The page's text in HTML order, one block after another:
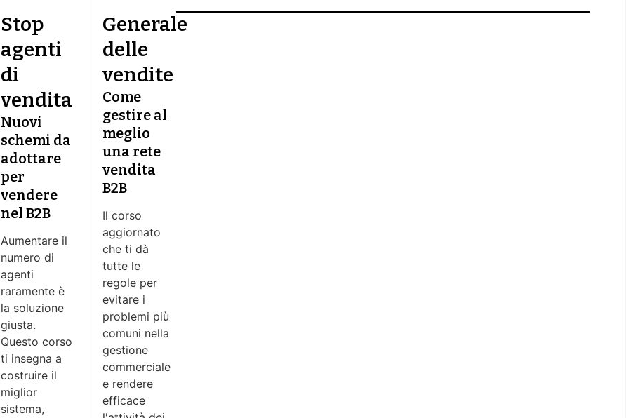
Stop
agenti
di
vendita
Nuovi
schemi da
adottare
per
vendere
nel B2B
Aumentare il
numero di
agenti
raramente è
la soluzione
giusta.
Questo corso
ti insegna a
costruire il
miglior
sistema,
Generale
delle
vendite
Come
gestire al
meglio
una rete
vendita
B2B
Il corso
aggiornato
che ti dà
tutte le
regole per
evitare i
problemi più
comuni nella
gestione
commerciale
e rendere
efficace